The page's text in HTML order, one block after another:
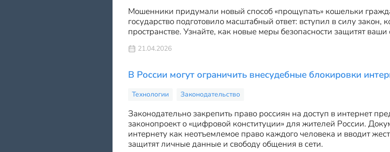
Мошенники придумали новый способ «прощупать» кошельки
государство подготовило масштабный ответ: вступил в силу
пространстве. Узнайте, как новые меры безопасности защитят
21.04.2026
В России могут ограничить внесудебные блокировки
Технологии Законодательство
Законодательно закрепить право россиян на доступ в интернет
законопроект о «цифровой конституции» для жителей России.
интернету как неотъемлемое право каждого человека и вводит
защитят личные данные и свободу общения в сети.